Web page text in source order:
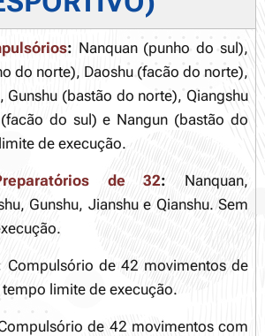
: Nanquan (punho do sul),
do norte), Daoshu (facão do norte),
Gunshu (bastão do norte), Qiangshu
do sul) e Nangun (bastão do
de execução.
de 32: Nanquan,
Gunshu, Jianshu e Qianshu. Sem
Compulsório de 42 movimentos de
limite de execução.
de 42 movimentos com